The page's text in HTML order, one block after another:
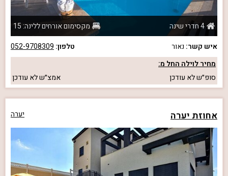
4 חדרי שינה
מקסימום אורחים ללינה: 15
איש קשר: נאור טלפון: 052-9708309
מחיר לוילה החל מ:
סופ״שלא עודכן אמצ״שלא עודכן
אחוזת יערה יערה